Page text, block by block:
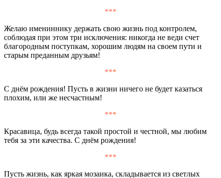
***
Желаю имениннику держать свою жизнь под контролем,
соблюдая при этом три исключения: никогда не веди счет
благородным поступкам, хорошим людям на своем пути и
старым преданным друзьям!
***
С днём рождения! Пусть в жизни ничего не будет казаться
плохим, или же несчастным!
***
Красавица, будь всегда такой простой и честной, мы любим
тебя за эти качества. С днём рождения!
***
Пусть жизнь, как яркая мозаика, складывается из светлых